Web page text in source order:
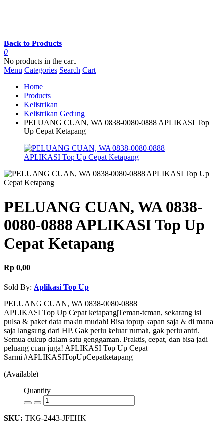
Back to Products
0
No products in the cart.
Menu Categories Search Cart
Home
Products
Kelistrikan
Kelistrikan Gedung
PELUANG CUAN, WA 0838-0080-0888 APLIKASI Top
Up Cepat Ketapang
PELUANG CUAN, WA 0838-
0080-0888 APLIKASI Top Up
Cepat Ketapang
Rp 0,00
Sold By: Aplikasi Top Up
PELUANG CUAN, WA 0838-0080-0888
APLIKASI Top Up Cepat ketapang|Teman-teman, sekarang isi
pulsa & paket data makin mudah! Bisa topup kapan saja & di mana
saja langsung dari HP. Gak perlu keluar rumah, gak perlu antri.
Semua cukup dalam satu genggaman. Praktis, cepat, dan bisa jadi
peluang cuan juga!|APLIKASI Top Up Cepat
Sarmi|#APLIKASITopUpCepatketapang
(Available)
Quantity
SKU: TKG-2443-JFEHK